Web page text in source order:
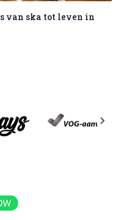
van ska tot leven in